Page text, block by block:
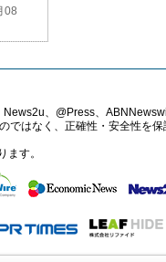
08
、@Press、
ではなく、正確性・安全性を
ます。